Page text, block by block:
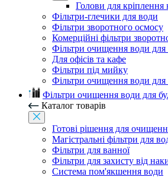
Голови для кріплення
Фільтри-глечики для води
Фільтри зворотного осмосу
Комерційні фільтри
Фільтри очищення води для
Для офісів та кафе
Фільтри під мийку
Фільтри очищення води для
Фільтри очищення води для
Каталог товарів
Готові рішення для
Магістральні фільтри для
Фільтри для ванної
Фільтри для захисту від
Система пом'якшення води